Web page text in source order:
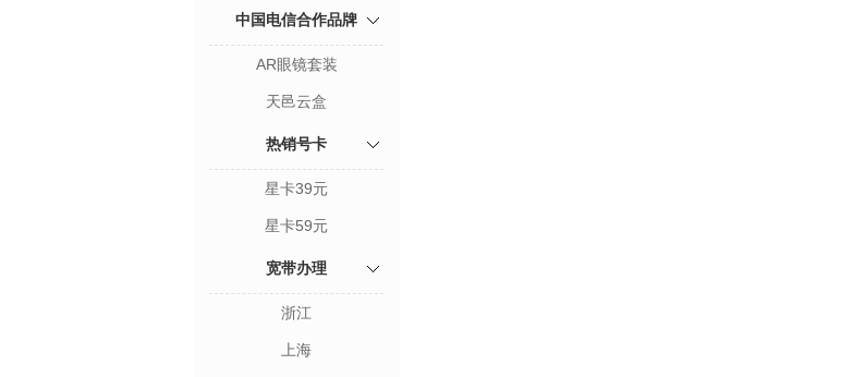
中国电信合作品牌
AR眼镜套装
天邑云盒
热销号卡
星卡39元
星卡59元
宽带办理
浙江
上海